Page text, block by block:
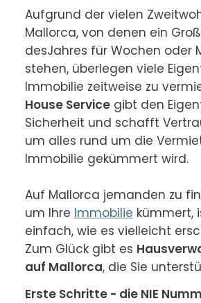
Aufgrund der vielen
Mallorca, von denen ein
desJahres für Wochen oder
stehen, überlegen viele
Immobilie zeitweise zu
House Service gibt den
Sicherheit und schafft
um alles rund um die
Immobilie gekümmert wird.
Auf Mallorca jemanden zu
um Ihre Immobilie kümmert,
einfach, wie es vielleicht
Zum Glück gibt es
auf Mallorca, die Sie
Erste Schritte - die NIE